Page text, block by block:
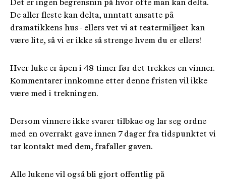
Det er ingen begrensnin på hvor ofte man kan delta.
De aller fleste kan delta, unntatt ansatte på
dramatikkens hus - ellers vet vi at teatermiljøet kan
være lite, så vi er ikke så strenge hvem du er ellers!
Hver luke er åpen i 48 timer før det trekkes en vinner.
Kommentarer innkomne etter denne fristen vil ikke
være med i trekningen.
Dersom vinnere ikke svarer tilbkae og lar seg ordne
med en overrakt gave innen 7 dager fra tidspunktet vi
tar kontakt med dem, frafaller gaven.
Alle lukene vil også bli gjort offentlig på